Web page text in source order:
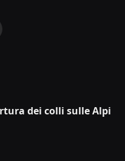
dei colli sulle Alpi